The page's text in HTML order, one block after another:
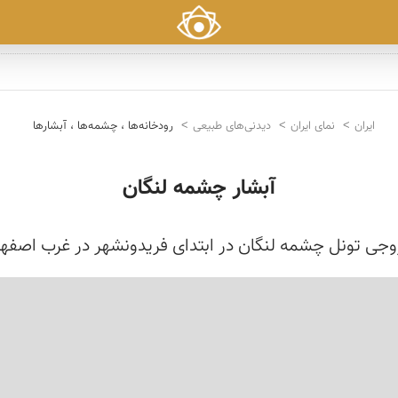
ایران نمای ایران دیدنی‌های طبیعی رودخانه‌ها ، چشمه‌ها ، آبشارها
آبشار چشمه لنگان
تونل چشمه لنگان در ابتدای فریدونشهر در غرب